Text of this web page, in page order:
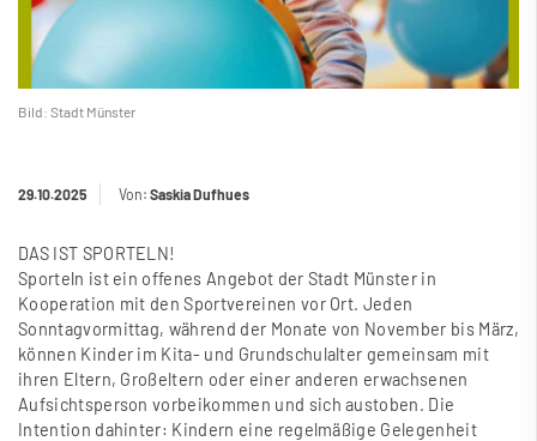
Bild: Stadt Münster
29.10.2025 Von: Saskia Dufhues
DAS IST SPORTELN!
Sporteln ist ein offenes Angebot der Stadt Münster in
Kooperation mit den Sportvereinen vor Ort. Jeden
Sonntagvormittag, während der Monate von November bis März,
können Kinder im Kita- und Grundschulalter gemeinsam mit
ihren Eltern, Großeltern oder einer anderen erwachsenen
Aufsichtsperson vorbeikommen und sich austoben. Die
Intention dahinter: Kindern eine regelmäßige Gelegenheit